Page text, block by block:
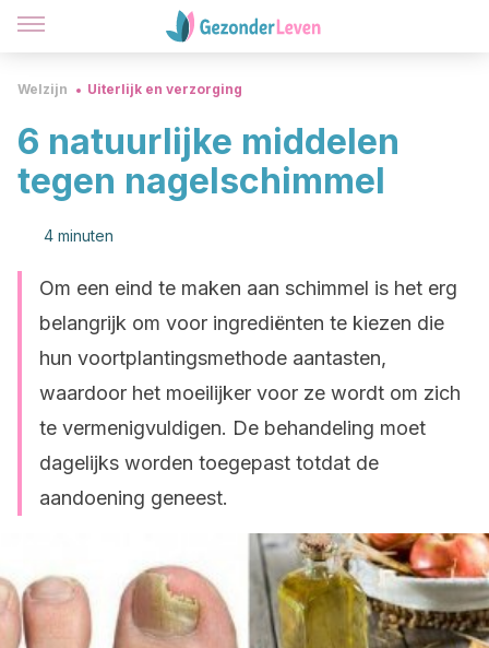
Welzijn Uiterlijk en verzorging
6 natuurlijke middelen
tegen nagelschimmel
4 minuten
Om een eind te maken aan schimmel is het erg
belangrijk om voor ingrediënten te kiezen die
hun voortplantingsmethode aantasten,
waardoor het moeilijker voor ze wordt om zich
te vermenigvuldigen. De behandeling moet
dagelijks worden toegepast totdat de
aandoening geneest.